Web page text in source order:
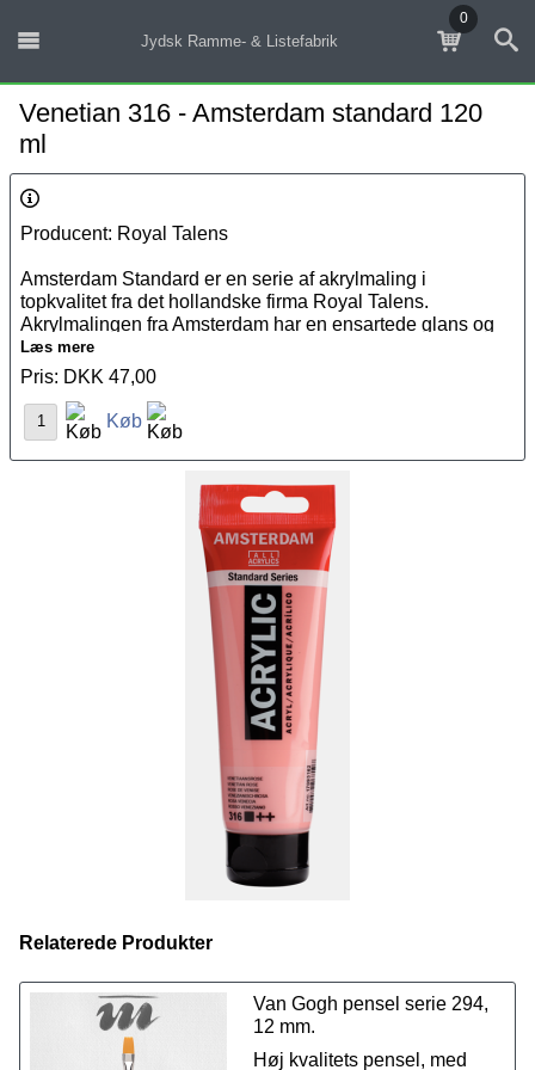
Jydsk Ramme- & Listefabrik
0
Venetian 316 - Amsterdam standard 120
ml
Producent: Royal Talens
Amsterdam Standard er en serie af akrylmaling i
topkvalitet fra det hollandske firma Royal Talens.
Akrylmalingen fra Amsterdam har en ensartede glans og
er eksterm holdbar og fleksibel, hvilket gør malingen ideel
til brug på flere overflader. Akrylmalingen kan fortyndes
næsten helt lugtfri, hvilket gør den behagelig at arbejde
med.
Det unikke ved Amsterdam Standard serien er, at den let
kan kombineres med de andre akryl farver fra Amsterdam
spraymalingen. Farvekoderne er ens på
tværs af de forskellige produkter, så du kan udforske dine
kreative evner ved at bruge forskellige teknikker, samtidig
med at du kan anvende præcis de samme farver fra
Vi tilbyder et udvalg på 70 fantastiske farver i størrelsen
120 ml. Du har også mulighed for at købe
Standard akrylmaling i 500 ml lige her.
Læs mere
Pris: DKK 47,00
Køb
Relaterede Produkter
Van Gogh pensel serie 294,
12 mm.
Høj kvalitets pensel, med